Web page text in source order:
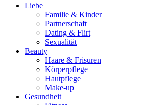
Liebe
Familie & Kinder
Partnerschaft
Dating & Flirt
Sexualität
Beauty
Haare & Frisuren
Körperpflege
Hautpflege
Make-up
Gesundheit